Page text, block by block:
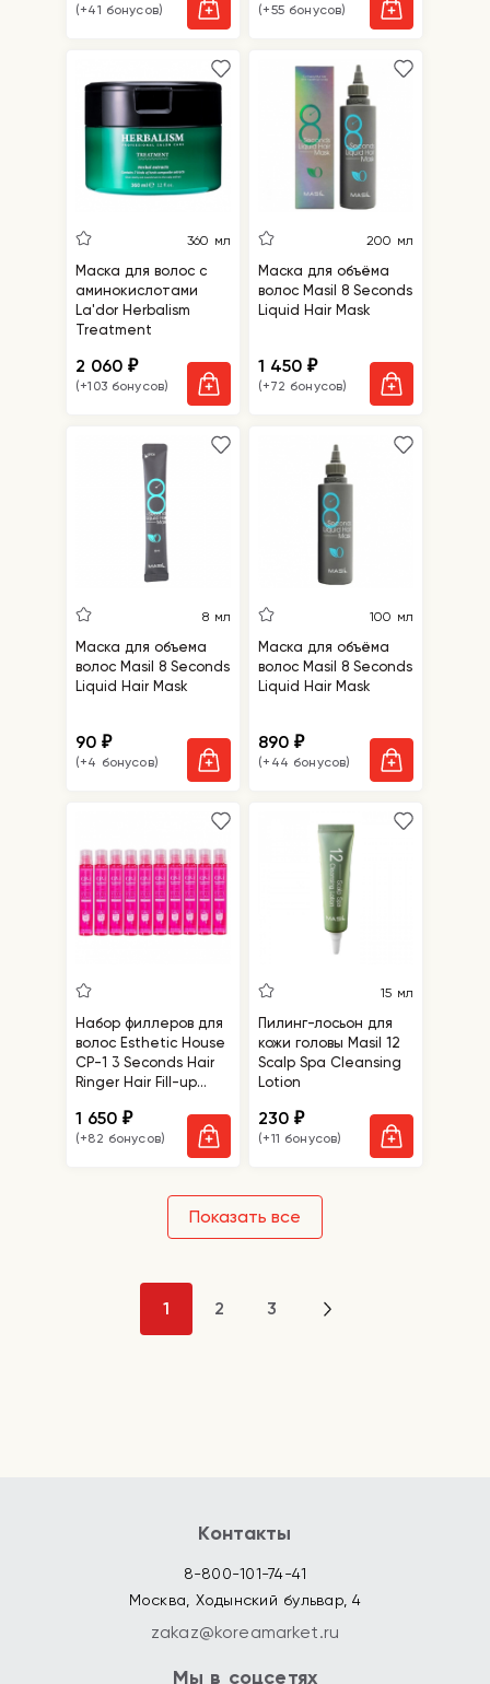
(+41 бонусов) (+55 бонусов)
360 мл
Маска для волос с
аминокислотами
La'dor Herbalism
Treatment
2 060₽
(+103 бонусов)
200 мл
Маска для объёма
волос Masil 8 Seconds
Liquid Hair Mask
1 450₽
(+72 бонусов)
8 мл
Маска для объема
волос Masil 8 Seconds
Liquid Hair Mask
90₽
(+4 бонусов)
100 мл
Маска для объёма
волос Masil 8 Seconds
Liquid Hair Mask
890₽
(+44 бонусов)
Набор филлеров для
волос Esthetic House
CP-1 3 Seconds Hair
Ringer Hair Fill-up
1 650₽
(+82 бонусов)
15 мл
Пилинг-лосьон для
кожи головы Masil 12
Scalp Spa Cleansing
Lotion
230₽
(+11 бонусов)
Показать все
1 2 3
Контакты
8-800-101-74-41
Москва, Ходынский бульвар, 4
zakaz@koreamarket.ru
Мы в соцсетях